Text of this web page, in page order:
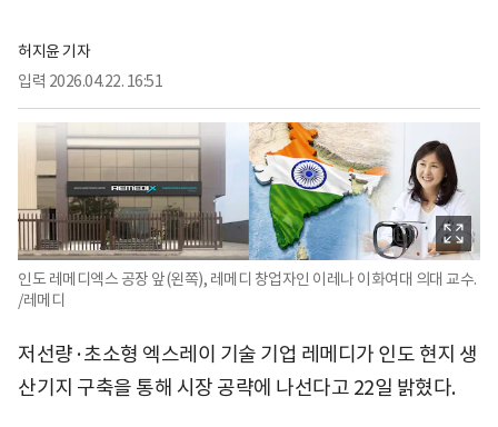
허지윤 기자
입력 2026.04.22. 16:51
인도 레메디엑스 공장 앞(왼쪽), 레메디 창업자인 이레나 이화여대 의대 교수.
/레메디
저선량·초소형 엑스레이 기술 기업 레메디가 인도 현지 생
산기지 구축을 통해 시장 공략에 나선다고 22일 밝혔다.